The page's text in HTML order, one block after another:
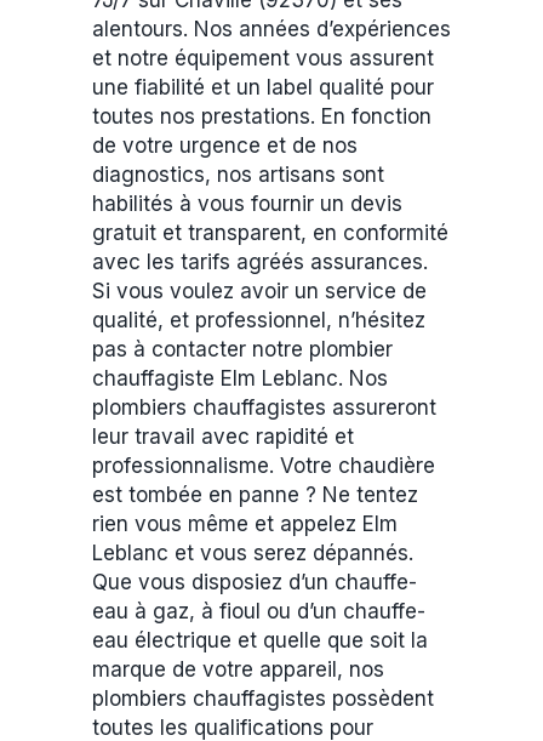
alentours. Nos années d’expériences
et notre équipement vous assurent
une fiabilité et un label qualité pour
toutes nos prestations. En fonction
de votre urgence et de nos
diagnostics, nos artisans sont
habilités à vous fournir un devis
gratuit et transparent, en conformité
avec les tarifs agréés assurances.
Si vous voulez avoir un service de
qualité, et professionnel, n’hésitez
pas à contacter notre plombier
chauffagiste Elm Leblanc. Nos
plombiers chauffagistes assureront
leur travail avec rapidité et
professionnalisme. Votre chaudière
est tombée en panne ? Ne tentez
rien vous même et appelez Elm
Leblanc et vous serez dépannés.
Que vous disposiez d’un chauffe-
eau à gaz, à fioul ou d’un chauffe-
eau électrique et quelle que soit la
marque de votre appareil, nos
plombiers chauffagistes possèdent
toutes les qualifications pour